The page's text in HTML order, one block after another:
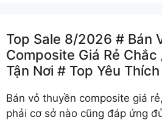
Top Sale 8/2026 # Bán
Composite Giá Rẻ
Tận Nơi # Top Yêu Thích
Bán vỏ thuyền composite giá rẻ
phải cơ sở nào cũng đáp ứng